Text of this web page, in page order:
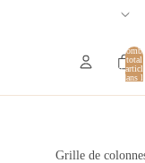
total
dans
Grille de